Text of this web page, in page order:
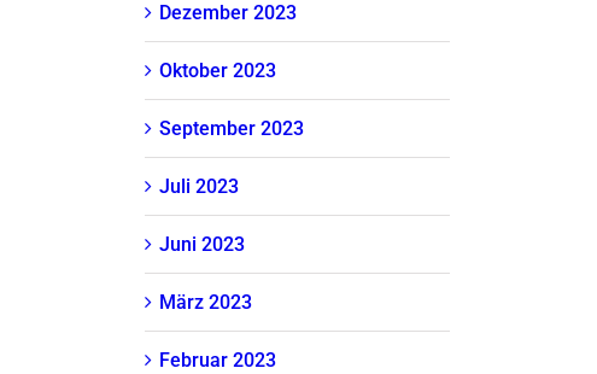
Dezember 2023
Oktober 2023
September 2023
Juli 2023
Juni 2023
März 2023
Februar 2023